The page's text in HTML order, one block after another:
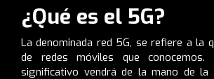
¿Qué es el 5G?
La denominada red 5G, se refiere a la
de redes móviles que conocemos.
significativo vendrá de la mano de la